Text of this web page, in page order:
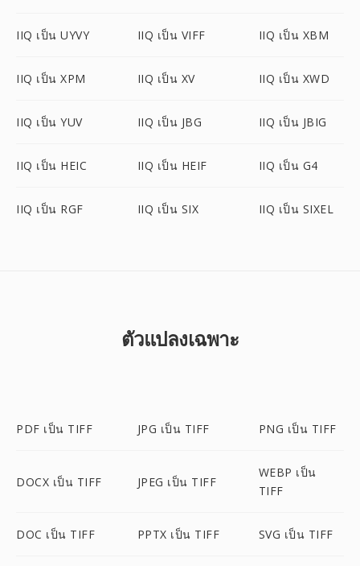
IIQ เป็น UYVY IIQ เป็น VIFF IIQ เป็น XBM
IIQ เป็น XPM IIQ เป็น XV IIQ เป็น XWD
IIQ เป็น YUV IIQ เป็น JBG IIQ เป็น JBIG
IIQ เป็น HEIC IIQ เป็น HEIF IIQ เป็น G4
IIQ เป็น RGF IIQ เป็น SIX IIQ เป็น SIXEL
ตัวแปลงเฉพาะ
PDF เป็น TIFF JPG เป็น TIFF PNG เป็น TIFF
DOCX เป็น TIFF JPEG เป็น TIFF
WEBP เป็น
TIFF
DOC เป็น TIFF PPTX เป็น TIFF SVG เป็น TIFF